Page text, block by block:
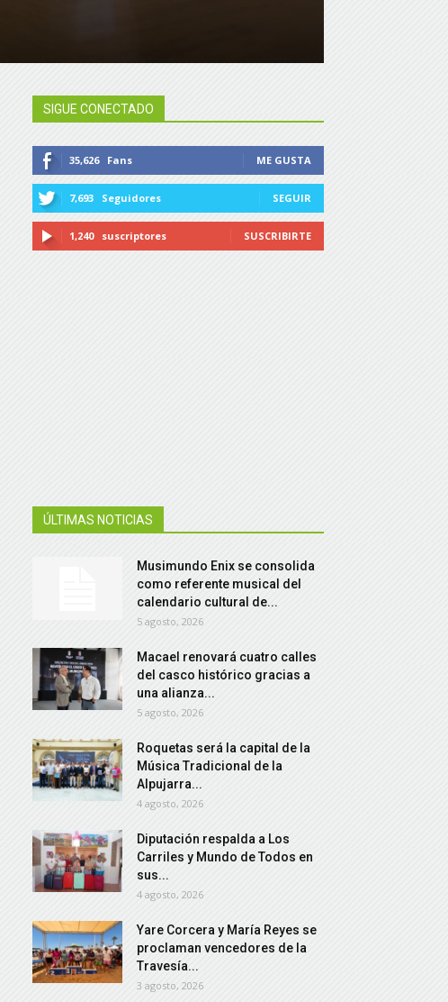
SIGUE CONECTADO
35,626 Fans ME GUSTA
7,693 Seguidores SEGUIR
1,240 suscriptores SUSCRIBIRTE
ÚLTIMAS NOTICIAS
Musimundo Enix se consolida
como referente musical del
calendario cultural de...
5 agosto, 2026
Macael renovará cuatro calles
del casco histórico gracias a
una alianza...
5 agosto, 2026
Roquetas será la capital de la
Música Tradicional de la
Alpujarra...
4 agosto, 2026
Diputación respalda a Los
Carriles y Mundo de Todos en
sus...
4 agosto, 2026
Yare Corcera y María Reyes se
proclaman vencedores de la
Travesía...
3 agosto, 2026